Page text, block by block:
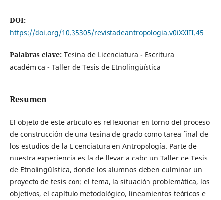
DOI:
https://doi.org/10.35305/revistadeantropologia.v0iXXIII.45
Palabras clave: Tesina de Licenciatura - Escritura
académica - Taller de Tesis de Etnolingüística
Resumen
El objeto de este artículo es reflexionar en torno del proceso
de construcción de una tesina de grado como tarea final de
los estudios de la Licenciatura en Antropología. Parte de
nuestra experiencia es la de llevar a cabo un Taller de Tesis
de Etnolingüística, donde los alumnos deben culminar un
proyecto de tesis con: el tema, la situación problemática, los
objetivos, el capítulo metodológico, lineamientos teóricos e